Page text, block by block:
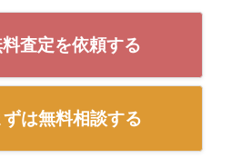
査定を依頼する
ずは無料相談する